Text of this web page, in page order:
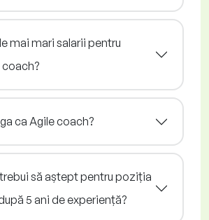
mai mari salarii pentru
ca Agile coach?
să aștept pentru poziția
5 ani de experiență?